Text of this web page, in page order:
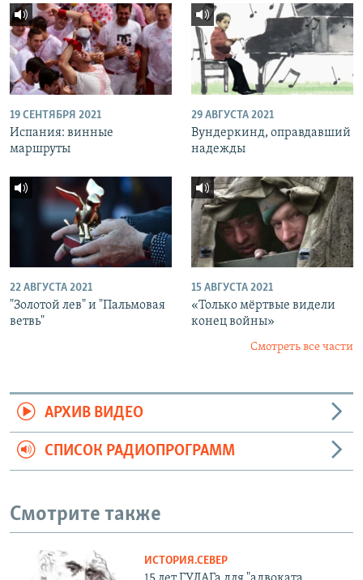
19 СЕНТЯБРЯ 2021
Испания: винные
маршруты
29 АВГУСТА 2021
Вундеркинд, оправдавший
надежды
22 АВГУСТА 2021
"Золотой лев" и "Пальмовая
ветвь"
15 АВГУСТА 2021
«Только мёртвые видели
конец войны»
Смотреть все части
АРХИВ ВИДЕО
СПИСОК РАДИОПРОГРАММ
Смотрите также
ИСТОРИЯ.СЕВЕР